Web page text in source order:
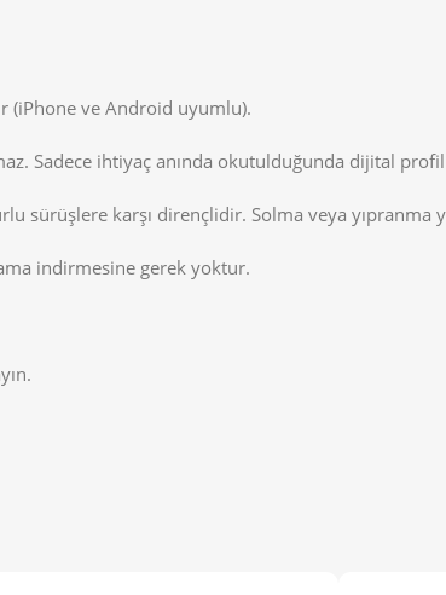
(iPhone ve Android uyumlu).
Sadece ihtiyaç anında okutulduğunda dijital
sürüşlere karşı dirençlidir. Solma veya yıpranma
indirmesine gerek yoktur.